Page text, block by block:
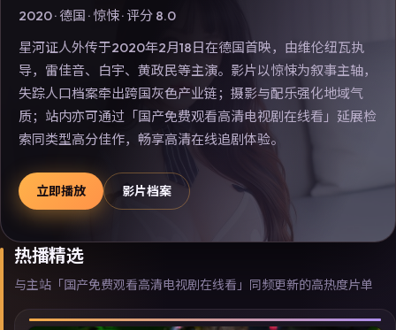
2020· 德国 · 惊悚· 评分 8.0
星河证人外传于2020年2月18日在德国首映，由维伦纽瓦执
导，雷佳音、白宇、黄政民等主演。影片以惊悚为叙事主轴，
失踪人口档案牵出跨国灰色产业链；摄影与配乐强化地域气
质；站内亦可通过「国产免费观看高清电视剧在线看」延展检
索同类型高分佳作，畅享高清在线追剧体验。
立即播放 影片档案
热播精选
与主站「国产免费观看高清电视剧在线看」同频更新的高热度片单